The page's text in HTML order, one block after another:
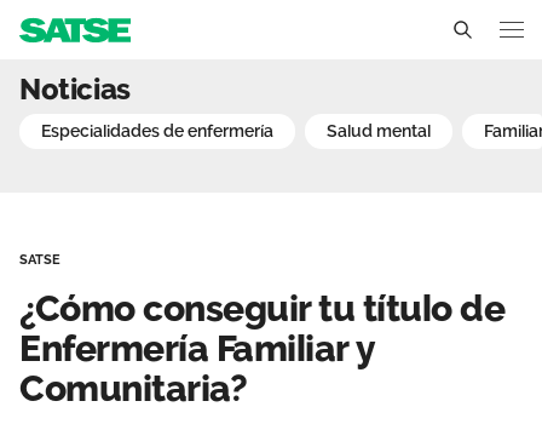
Delegados Sindicales
Estructura organizativa
Transparencia
Secciones sindicales
Servicios
Actualidad
Temas
Sedes
Contáctanos
¿Cómo conseguir tu
Noticias
especialidades de enfermería salud mental
SATSE
¿Cómo conseguir tu título de
Enfermería Familiar y
Comunitaria?